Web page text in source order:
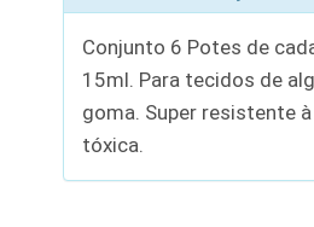
Conjunto 6 Potes de
15ml. Para tecidos de
goma. Super resistente
tóxica.